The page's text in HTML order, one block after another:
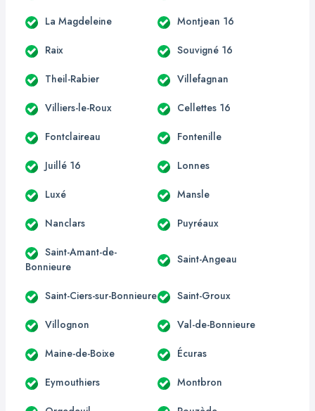
La Magdeleine Montjean 16
Raix Souvigné 16
Theil-Rabier Villefagnan
Villiers-le-Roux Cellettes 16
Fontclaireau Fontenille
Juillé 16 Lonnes
Luxé Mansle
Nanclars Puyréaux
Saint-Amant-de-
Bonnieure
Saint-Angeau
Saint-Ciers-sur-Bonnieure Saint-Groux
Villognon Val-de-Bonnieure
Maine-de-Boixe Écuras
Eymouthiers Montbron